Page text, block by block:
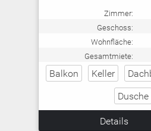
Zimmer:
Geschoss:
Wohnfläche:
Gesamtmiete:
Balkon Keller
Dusche
Details